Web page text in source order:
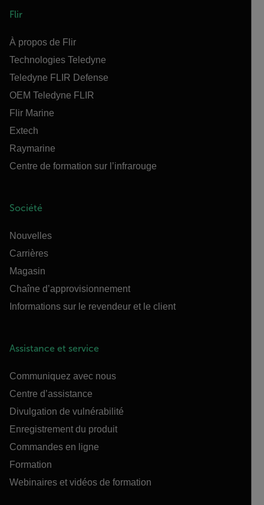
Flir
À propos de Flir
Technologies Teledyne
Teledyne FLIR Defense
OEM Teledyne FLIR
Flir Marine
Extech
Raymarine
Centre de formation sur l’infrarouge
Société
Nouvelles
Carrières
Magasin
Chaîne d’approvisionnement
Informations sur le revendeur et le client
Assistance et service
Communiquez avec nous
Centre d’assistance
Divulgation de vulnérabilité
Enregistrement du produit
Commandes en ligne
Formation
Webinaires et vidéos de formation